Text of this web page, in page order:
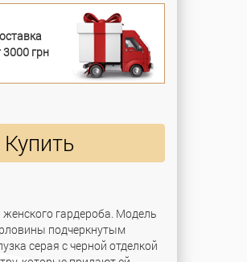
3000 грн
Купить
гардероба. Модель
подчеркнутым
серая с черной отделкой